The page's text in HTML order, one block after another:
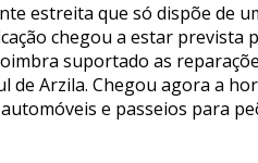
estreita que só dispõe de
chegou a estar prevista
suportado as
de Arzila. Chegou agora a
e passeios para